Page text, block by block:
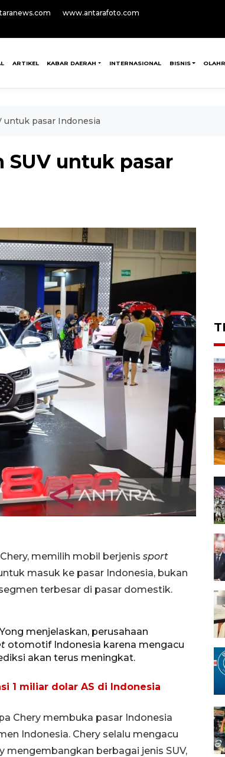
www.antarafoto.com
ARTIKEL KABAR DAERAH INTERNASIONAL BISNIS
untuk pasar Indonesia
SUV untuk pasar
memilih mobil berjenis sport
masuk ke pasar Indonesia, bukan
terbesar di pasar domestik.
menjelaskan, perusahaan
otomotif Indonesia karena mengacu
akan terus meningkat.
1 miliar dolar AS di Indonesia
Chery membuka pasar Indonesia
Indonesia. Chery selalu mengacu
mengembangkan berbagai jenis SUV,